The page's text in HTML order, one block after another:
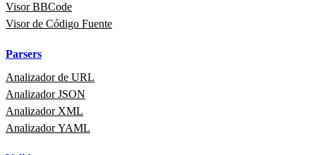
Visor BBCode
Visor de Código Fuente
Parsers
Analizador de URL
Analizador JSON
Analizador XML
Analizador YAML